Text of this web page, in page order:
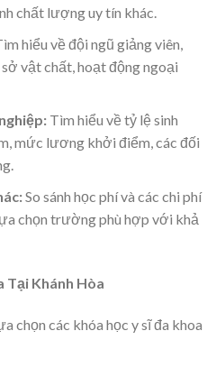
chất lượng uy tín khác.
hiểu về đội ngũ giảng viên,
vật chất, hoạt động ngoại
Tìm hiểu về tỷ lệ sinh
mức lương khởi điểm, các đối
So sánh học phí và các chi phí
chọn trường phù hợp với khả
Tại Khánh Hòa
chọn các khóa học y sĩ đa khoa